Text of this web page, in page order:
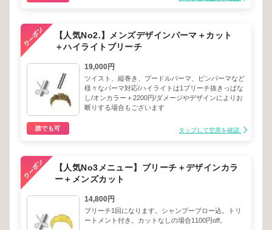
【人気No2.】メンズデザインパーマ＋カット
＋ハイライトブリーチ
19,000円
ツイスト、縦巻き、プードルパーマ、ピンパーマなど
様々なパーマ対応/ハイライトは1ブリーチ抜きっぱな
し/オンカラー＋2200円/ダメージやデザインによりお
断りする場合もございます
誰でも可 タップして空席を確認
【人気No3メニュー】ブリーチ＋デザインカラ
ー＋メンズカット
14,800円
ブリーチ1回になります。シャンプーブロー込。トリ
ートメント付き。カットなしの場合1100円off。